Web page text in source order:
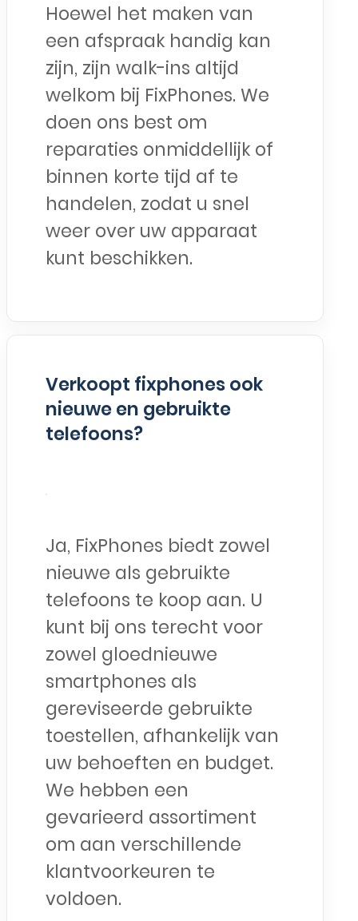
Hoewel het maken van
een afspraak handig kan
zijn, zijn walk-ins altijd
welkom bij FixPhones. We
doen ons best om
reparaties onmiddellijk of
binnen korte tijd af te
handelen, zodat u snel
weer over uw apparaat
kunt beschikken.
Verkoopt fixphones ook
nieuwe en gebruikte
telefoons?
Ja, FixPhones biedt zowel
nieuwe als gebruikte
telefoons te koop aan. U
kunt bij ons terecht voor
zowel gloednieuwe
smartphones als
gereviseerde gebruikte
toestellen, afhankelijk van
uw behoeften en budget.
We hebben een
gevarieerd assortiment
om aan verschillende
klantvoorkeuren te
voldoen.